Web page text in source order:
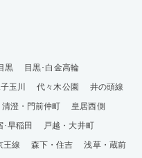
黒
目黒･白金高輪
玉川 代々木公園
井の頭線
清澄・門前仲町
皇居西側
･早稲田
戸越・大井町
王線 森下・住吉
浅草・蔵前